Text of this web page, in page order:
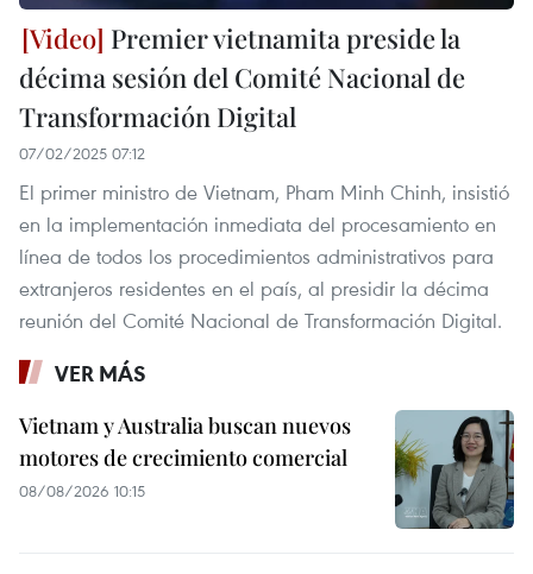
Premier vietnamita preside la
décima sesión del Comité Nacional de
Transformación Digital
07/02/2025 07:12
El primer ministro de Vietnam, Pham Minh Chinh, insistió
en la implementación inmediata del procesamiento en
línea de todos los procedimientos administrativos para
extranjeros residentes en el país, al presidir la décima
reunión del Comité Nacional de Transformación Digital.
VER MÁS
Vietnam y Australia buscan nuevos
motores de crecimiento comercial
08/08/2026 10:15